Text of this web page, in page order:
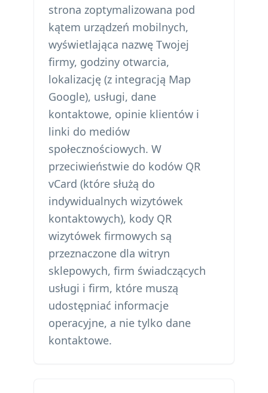
strona zoptymalizowana pod
kątem urządzeń mobilnych,
wyświetlająca nazwę Twojej
firmy, godziny otwarcia,
lokalizację (z integracją Map
Google), usługi, dane
kontaktowe, opinie klientów i
linki do mediów
społecznościowych. W
przeciwieństwie do kodów QR
vCard (które służą do
indywidualnych wizytówek
kontaktowych), kody QR
wizytówek firmowych są
przeznaczone dla witryn
sklepowych, firm świadczących
usługi i firm, które muszą
udostępniać informacje
operacyjne, a nie tylko dane
kontaktowe.